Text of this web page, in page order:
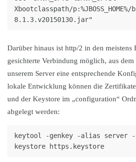
Xbootclasspath/
8.1.3.v20150130.jar"
Darüber hinaus ist http/2 in den meistens
gesichterte Verbindung möglich, aus
unserem Server eine entsprechende
lokale Entwicklung können die
und der Keystore im „configuration“
abgelegt werden:
keytool -genkey -alias server -
keystore https.keystore